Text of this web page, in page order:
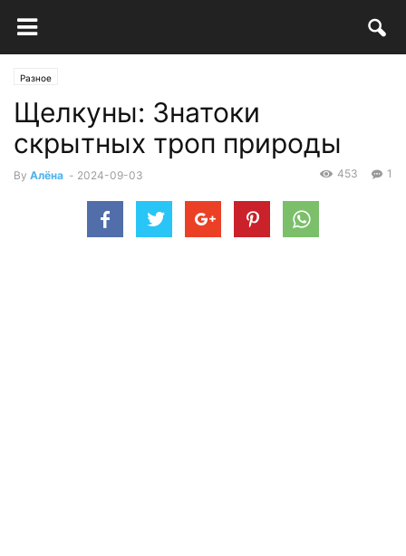
Разное
Щелкуны: Знатоки
скрытных троп природы
By Алёна - 2024-09-03 1
453